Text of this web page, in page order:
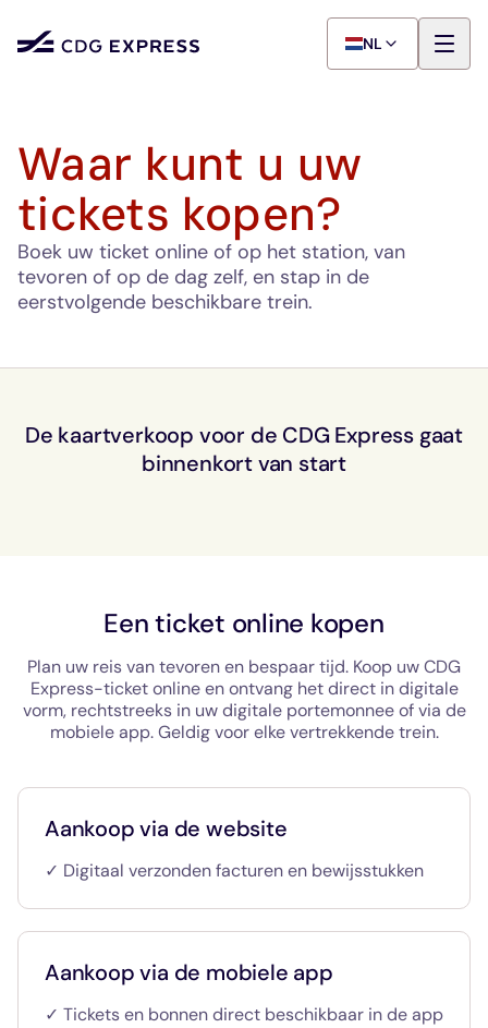
NL
Waar kunt u uw
tickets kopen?
Boek uw ticket online of op het station, van
tevoren of op de dag zelf, en stap in de
eerstvolgende beschikbare trein.
De kaartverkoop voor de CDG Express gaat
binnenkort van start
Een ticket online kopen
Plan uw reis van tevoren en bespaar tijd. Koop uw CDG
Express-ticket online en ontvang het direct in digitale
vorm, rechtstreeks in uw digitale portemonnee of via de
mobiele app. Geldig voor elke vertrekkende trein.
Aankoop via de website
✓ Digitaal verzonden facturen en bewijsstukken
Aankoop via de mobiele app
✓ Tickets en bonnen direct beschikbaar in de app